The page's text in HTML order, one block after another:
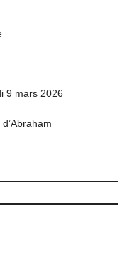
9 mars 2026